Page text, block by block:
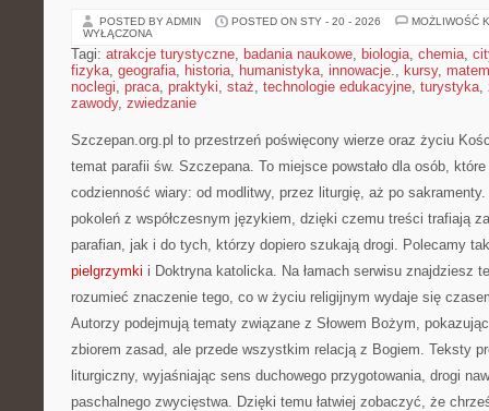
POSTED BY ADMIN POSTED ON STY - 20 - 2026
MOŻLIWOŚĆ
WYŁĄCZONA
Tagi: atrakcje turystyczne, badania naukowe, biologia, chemia,
fizyka, geografia, historia, humanistyka, innowacje., kursy,
noclegi, praca, praktyki, staż, technologie edukacyjne, turystyka,
zawody, zwiedzanie
Szczepan.org.pl to przestrzeń poświęcony wierze oraz życiu
temat parafii św. Szczepana. To miejsce powstało dla osób,
codzienność wiary: od modlitwy, przez liturgię, aż po sakramenty.
pokoleń z współczesnym językiem, dzięki czemu treści trafiają
parafian, jak i do tych, którzy dopiero szukają drogi. Polecamy
pielgrzymki i Doktryna katolicka. Na łamach serwisu znajdziesz
rozumieć znaczenie tego, co w życiu religijnym wydaje się
Autorzy podejmują tematy związane z Słowem Bożym,
zbiorem zasad, ale przede wszystkim relacją z Bogiem. Teksty
liturgiczny, wyjaśniając sens duchowego przygotowania, drogi
paschalnego zwycięstwa. Dzięki temu łatwiej zobaczyć, że